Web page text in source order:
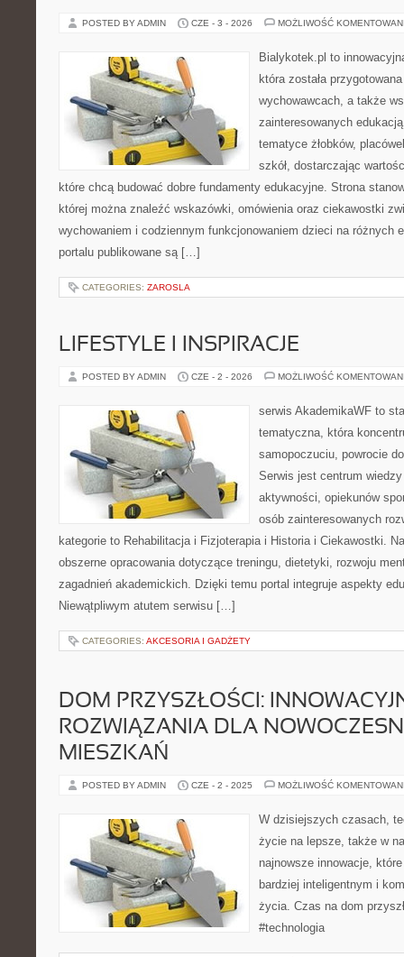
POSTED BY ADMIN CZE - 3 - 2026 MOŻLIWOŚĆ
Bialykotek.pl to
która została
wychowawcach, a także
zainteresowanych
tematyce żłobków,
szkół, dostarczając
które chcą budować dobre fundamenty edukacyjne. Strona
której można znaleźć wskazówki, omówienia oraz ciekawostki
wychowaniem i codziennym funkcjonowaniem dzieci na różnych
portalu publikowane są […]
CATEGORIES: ZAROSLA
LIFESTYLE I INSPIRACJE
POSTED BY ADMIN CZE - 2 - 2026 MOŻLIWOŚĆ
serwis AkademikaWF to
tematyczna, która
samopoczuciu, powrocie
Serwis jest centrum
aktywności, opiekunów
osób zainteresowanych
kategorie to Rehabilitacja i Fizjoterapia i Historia i Ciekawostki.
obszerne opracowania dotyczące treningu, dietetyki, rozwoju
zagadnień akademickich. Dzięki temu portal integruje aspekty
Niewątpliwym atutem serwisu […]
CATEGORIES: AKCESORIA I GADŻETY
DOM PRZYSZŁOŚCI:
ROZWIĄZANIA DLA
MIESZKAŃ
POSTED BY ADMIN CZE - 2 - 2025 MOŻLIWOŚĆ
W dzisiejszych czasach,
życie na lepsze, także w
najnowsze innowacje,
bardziej inteligentnym i
życia. Czas na dom
#technologia